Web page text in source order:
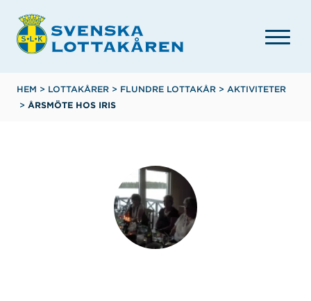
huvudinnehåll
Länkstig
HEM > LOTTAKÅRER > FLUNDRE LOTTAKÅR > AKTIVITETER
> ÅRSMÖTE HOS IRIS